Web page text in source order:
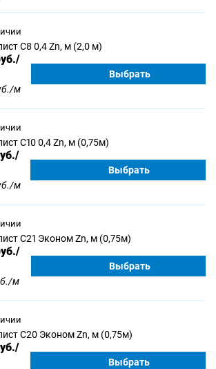
С8 0,4 Zn, м (2,0 м)
м
Выбрать
С10 0,4 Zn, м (0,75м)
м
Выбрать
С21 Эконом Zn, м (0,75м)
м
Выбрать
С20 Эконом Zn, м (0,75м)
Выбрать